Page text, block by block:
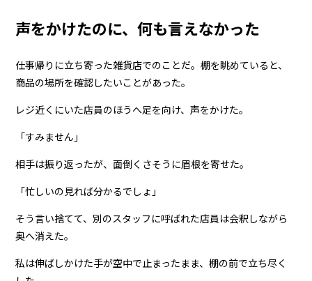
声をかけたのに、何も言えなかった
仕事帰りに立ち寄った雑貨店でのことだ。棚を眺めていると、
商品の場所を確認したいことがあった。
レジ近くにいた店員のほうへ足を向け、声をかけた。
「すみません」
相手は振り返ったが、面倒くさそうに眉根を寄せた。
「忙しいの見れば分かるでしょ」
そう言い捨てて、別のスタッフに呼ばれた店員は会釈しながら
奥へ消えた。
私は伸ばしかけた手が空中で止まったまま、棚の前で立ち尽く